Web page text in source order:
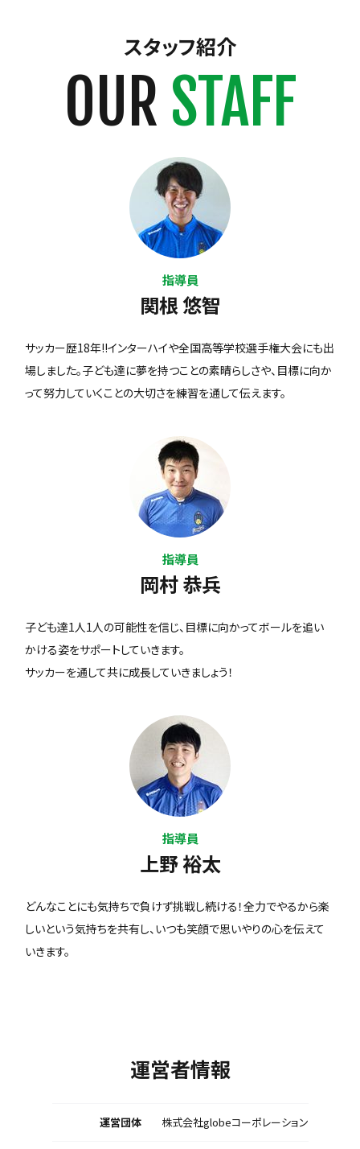
スタッフ紹介
OUR STAFF
指導員
関根 悠智
サッカー歴18年!!インターハイや全国高等学校選手権大会にも出
場しました。子ども達に夢を持つことの素晴らしさや、目標に向か
って努力していくことの大切さを練習を通して伝えます。
指導員
岡村 恭兵
子ども達1人1人の可能性を信じ、目標に向かってボールを追い
かける姿をサポートしていきます。
サッカーを通して共に成長していきましょう！
指導員
上野 裕太
どんなことにも気持ちで負けず挑戦し続ける！全力でやるから楽
しいという気持ちを共有し、いつも笑顔で思いやりの心を伝えて
いきます。
運営者情報
運営団体 株式会社globeコーポレーション